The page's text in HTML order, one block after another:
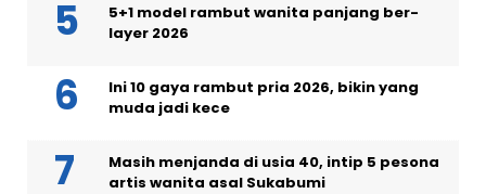
5+1 model rambut wanita panjang ber-
layer 2026
Ini 10 gaya rambut pria 2026, bikin yang
muda jadi kece
Masih menjanda di usia 40, intip 5 pesona
artis wanita asal Sukabumi